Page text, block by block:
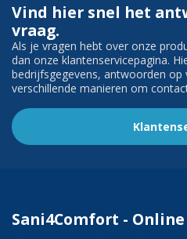
Vind hier snel het
vraag.
Als je vragen hebt over onze
dan onze klantenservicepagina.
bedrijfsgegevens, antwoorden op
verschillende manieren om
Sani4Comfort -